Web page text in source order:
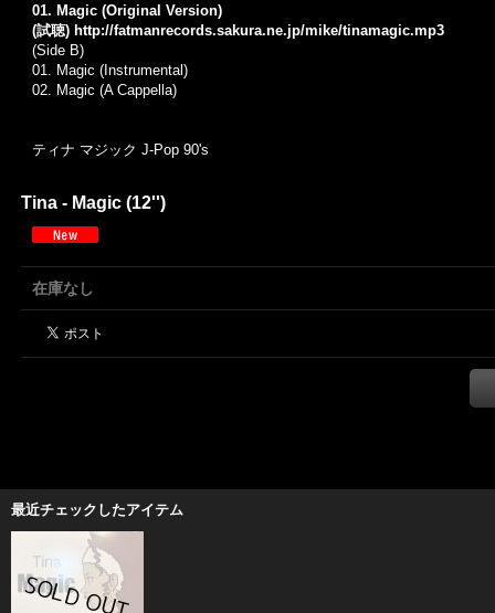
01. Magic (Original Version)
(試聴) http://fatmanrecords.sakura.ne.jp/mike/tinamagic.mp3
(Side B)
01. Magic (Instrumental)
02. Magic (A Cappella)
ティナ マジック J-Pop 90's
Tina - Magic (12'')
在庫なし
最近チェックしたアイテム